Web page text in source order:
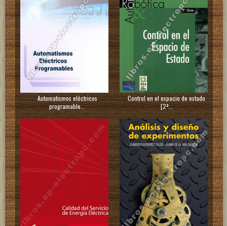
Automatismos eléctricos
programable...
Control en el espacio de estado
[2ª...